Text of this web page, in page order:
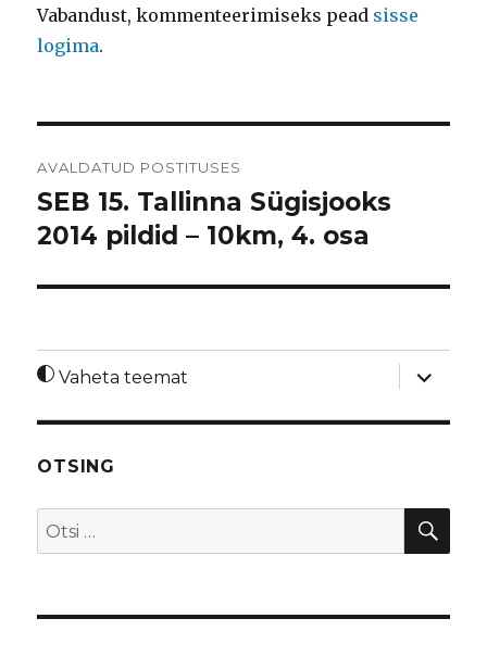
Vabandust, kommenteerimiseks pead sisse
logima.
AVALDATUD POSTITUSES
SEB 15. Tallinna Sügisjooks
2014 pildid – 10km, 4. osa
Vaheta teemat
laienda
OTSING
Otsi: